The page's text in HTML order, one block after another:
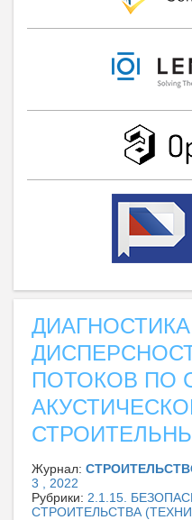
ДИАГНОСТИКА
ПОТОКОВ ПО
Журнал:
3 , 2022
Рубрики: 2.1.15.
СТРОИТЕЛЬСТВА